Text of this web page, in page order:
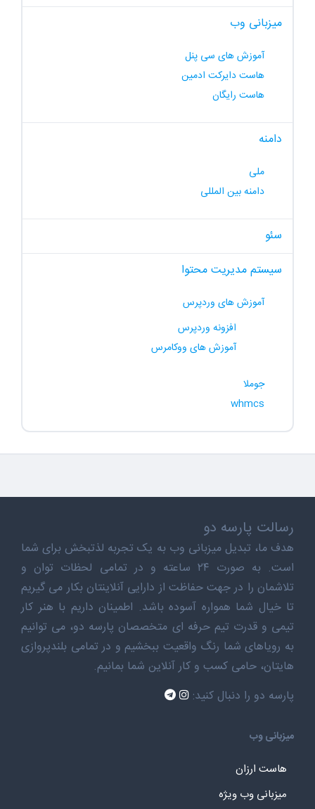
میزبانی وب
آموزش های سی پنل
هاست دایرکت ادمین
هاست رایگان
دامنه
ملی
دامنه بین المللی
سئو
سیستم مدیریت محتوا
آموزش های وردپرس
افزونه وردپرس
آموزش های ووکامرس
جوملا
whmcs
رسالت پارسه دو
هدف ما، تبدیل میزبانی وب به یک تجربه لذتبخش برای شما
است. به صورت ۲۴ ساعته و در تمامی لحظات توان و
تلاشمان را در جهت حفاظت از دارایی آنلاینتان بکار می گیریم
تا خیال شما همواره آسوده باشد. اطمینان داریم با هنر کار
تیمی و قدرت تیم حرفه ای متخصصان پارسه دو، می توانیم
به رویاهای شما رنگ واقعیت ببخشیم و در تمامی بلندپروازی
هایتان، حامی کسب و کار آنلاین شما بمانیم.
پارسه دو را دنبال کنید:
میزبانی وب
هاست ارزان
میزبانی وب ویژه